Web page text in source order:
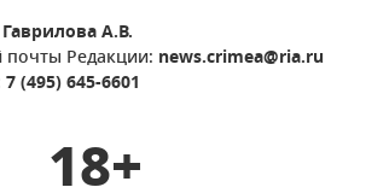
Гаврилова А.В.
почты Редакции: news.crimea@ria.ru
7 (495) 645-6601
18+